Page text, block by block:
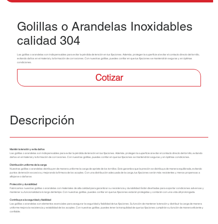
Golillas o Arandelas Inoxidables
calidad 304
Las golillas o arandelas son indispensables para evitar la pérdida de tensión en tus fijaciones. Además, protegen la superficie al evitar el contacto directo del tornillo,
evitando daños en el material y la formación de corrosiones. Con nuestras golillas, puedes confiar en que tus fijaciones se mantendrán seguras y en óptimas
condiciones.
Cotizar
Mantén la tensión y evita daños
Las golillas o arandelas son indispensables para evitar la pérdida de tensión en tus fijaciones. Además, protegen la superficie al evitar el contacto directo del tornillo, evitando
daños en el material y la formación de corrosiones. Con nuestras golillas, puedes confiar en que tus fijaciones se mantendrán seguras y en óptimas condiciones.
Distribución uniforme de la carga
Nuestras golillas o arandelas distribuyen de manera uniforme la carga de apriete de los tornillos. Esto garantiza que la presión se distribuya de manera equilibrada, evitando
puntos de tensión excesiva y mejorando la firmeza de los acoples. Con una distribución adecuada de la carga, tus fijaciones serán más resistentes y menos propensas a
aflojarse o dañarse.
Protección y durabilidad
Fabricamos nuestras golillas o arandelas con materiales de alta calidad para garantizar su resistencia y durabilidad. Están diseñadas para soportar condiciones adversas y
mantener su funcionalidad a lo largo del tiempo. Con nuestras golillas, puedes confiar en que tus fijaciones estarán protegidas y contarán con una vida útil prolongada.
Contribuye a la seguridad y fiabilidad
Las golillas o arandelas son elementos esenciales para asegurar la seguridad y fiabilidad de tus fijaciones. Su función de mantener la tensión y distribuir la carga de manera
uniforme mejora la resistencia y estabilidad de los acoples. Con nuestras golillas, puedes tener la tranquilidad de que tus fijaciones cumplirán su función de manera eficiente y
confiable.
Descripción